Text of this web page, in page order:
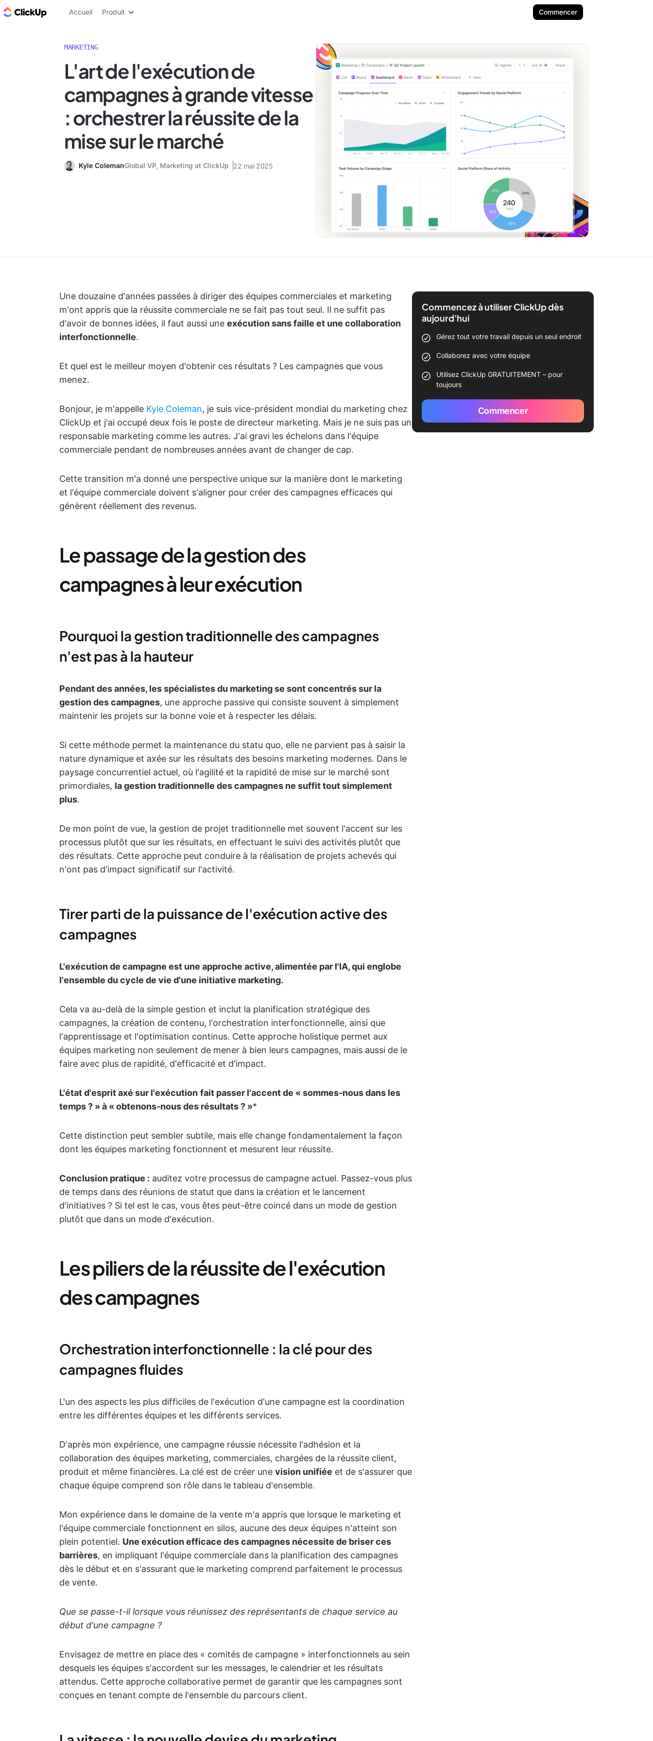
ClickUp Blog
Accueil Produit Commencer
MARKETING
L'art de l'exécution de
campagnes à grande vitesse
: orchestrer la réussite de la
mise sur le marché
Kyle ColemanGlobal VP, Marketing at ClickUp 22 mai 2025
Une douzaine d'années passées à diriger des équipes commerciales et marketing
m'ont appris que la réussite commerciale ne se fait pas tout seul. Il ne suffit pas
d'avoir de bonnes idées, il faut aussi une exécution sans faille et une collaboration
interfonctionnelle.
Et quel est le meilleur moyen d'obtenir ces résultats ? Les campagnes que vous
menez.
Bonjour, je m'appelle Kyle Coleman, je suis vice-président mondial du marketing chez
ClickUp et j'ai occupé deux fois le poste de directeur marketing. Mais je ne suis pas un
responsable marketing comme les autres. J'ai gravi les échelons dans l'équipe
commerciale pendant de nombreuses années avant de changer de cap.
Cette transition m'a donné une perspective unique sur la manière dont le marketing
et l'équipe commerciale doivent s'aligner pour créer des campagnes efficaces qui
génèrent réellement des revenus.
Le passage de la gestion des
campagnes à leur exécution
Pourquoi la gestion traditionnelle des campagnes
n'est pas à la hauteur
Pendant des années, les spécialistes du marketing se sont concentrés sur la
gestion des campagnes, une approche passive qui consiste souvent à simplement
maintenir les projets sur la bonne voie et à respecter les délais.
Si cette méthode permet la maintenance du statu quo, elle ne parvient pas à saisir la
nature dynamique et axée sur les résultats des besoins marketing modernes. Dans le
paysage concurrentiel actuel, où l'agilité et la rapidité de mise sur le marché sont
primordiales, la gestion traditionnelle des campagnes ne suffit tout simplement
plus.
De mon point de vue, la gestion de projet traditionnelle met souvent l'accent sur les
processus plutôt que sur les résultats, en effectuant le suivi des activités plutôt que
des résultats. Cette approche peut conduire à la réalisation de projets achevés qui
n'ont pas d'impact significatif sur l'activité.
Tirer parti de la puissance de l'exécution active des
campagnes
L'exécution de campagne est une approche active, alimentée par l'IA, qui englobe
l'ensemble du cycle de vie d'une initiative marketing.
Cela va au-delà de la simple gestion et inclut la planification stratégique des
campagnes, la création de contenu, l'orchestration interfonctionnelle, ainsi que
l'apprentissage et l'optimisation continus. Cette approche holistique permet aux
équipes marketing non seulement de mener à bien leurs campagnes, mais aussi de le
faire avec plus de rapidité, d'efficacité et d'impact.
L'état d'esprit axé sur l'exécution fait passer l'accent de « sommes-nous dans les
temps ? » à « obtenons-nous des résultats ? »*
Cette distinction peut sembler subtile, mais elle change fondamentalement la façon
dont les équipes marketing fonctionnent et mesurent leur réussite.
Conclusion pratique : auditez votre processus de campagne actuel. Passez-vous plus
de temps dans des réunions de statut que dans la création et le lancement
d'initiatives ? Si tel est le cas, vous êtes peut-être coincé dans un mode de gestion
plutôt que dans un mode d'exécution.
Les piliers de la réussite de l'exécution
des campagnes
Orchestration interfonctionnelle : la clé pour des
campagnes fluides
L'un des aspects les plus difficiles de l'exécution d'une campagne est la coordination
entre les différentes équipes et les différents services.
D'après mon expérience, une campagne réussie nécessite l'adhésion et la
collaboration des équipes marketing, commerciales, chargées de la réussite client,
produit et même financières. La clé est de créer une vision unifiée et de s'assurer que
chaque équipe comprend son rôle dans le tableau d'ensemble.
Mon expérience dans le domaine de la vente m'a appris que lorsque le marketing et
l'équipe commerciale fonctionnent en silos, aucune des deux équipes n'atteint son
plein potentiel. Une exécution efficace des campagnes nécessite de briser ces
barrières, en impliquant l'équipe commerciale dans la planification des campagnes
dès le début et en s'assurant que le marketing comprend parfaitement le processus
de vente.
Que se passe-t-il lorsque vous réunissez des représentants de chaque service au
début d'une campagne ?
Envisagez de mettre en place des « comités de campagne » interfonctionnels au sein
desquels les équipes s'accordent sur les messages, le calendrier et les résultats
attendus. Cette approche collaborative permet de garantir que les campagnes sont
conçues en tenant compte de l'ensemble du parcours client.
Commencez à utiliser ClickUp dès
aujourd'hui
Gérez tout votre travail depuis un seul endroit
Collaborez avec votre équipe
Utilisez ClickUp GRATUITEMENT – pour
toujours
Commencer